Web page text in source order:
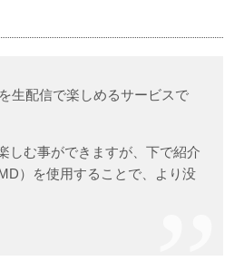
生配信で楽しめるサービスで
しむ事ができますが、下で紹介
）を使用することで、より没